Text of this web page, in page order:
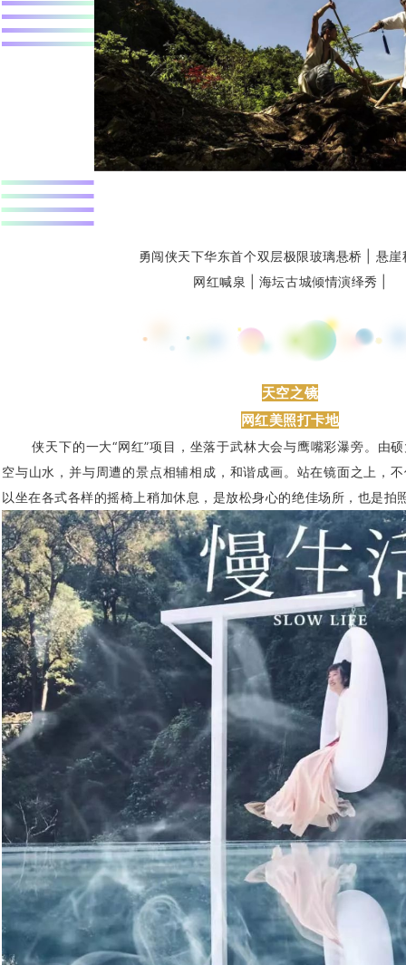
勇闯侠天下华东首个双层极限玻璃悬桥 | 悬
网红喊泉 | 海坛古城倾情演绎秀 |
天空之镜
网红美照打卡地
侠天下的一大“网红”项目，坐落于武林大会与鹰嘴彩瀑旁。由硕
空与山水，并与周遭的景点相辅相成，和谐成画。站在镜面之上，
以坐在各式各样的摇椅上稍加休息，是放松身心的绝佳场所，也是拍